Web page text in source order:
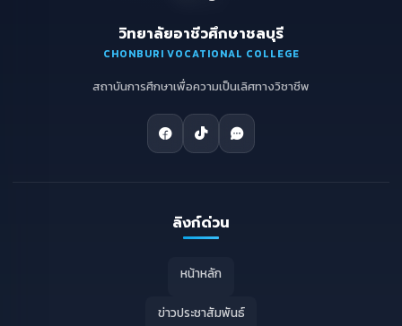
วิทยาลัยอาชีวศึกษาชลบุรี
CHONBURI VOCATIONAL COLLEGE
สถาบันการศึกษาเพื่อความเป็นเลิศทางวิชาชีพ
ลิงก์ด่วน
หน้าหลัก
ข่าวประชาสัมพันธ์